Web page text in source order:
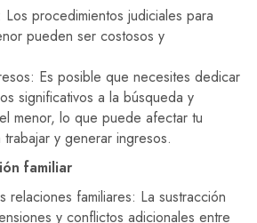
procedimientos judiciales para
pueden ser costosos y
Es posible que necesites dedicar
significativos a la búsqueda y
menor, lo que puede afectar tu
y generar ingresos.
familiar
relaciones familiares: La sustracción
y conflictos adicionales entre